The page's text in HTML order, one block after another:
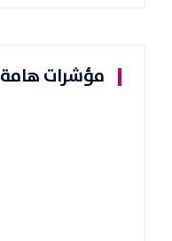
مؤشرات هامة